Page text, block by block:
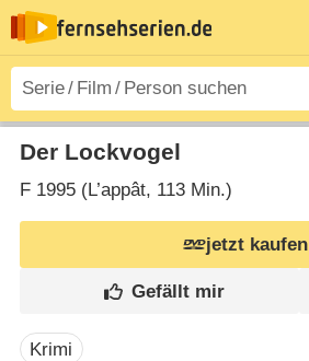
Der Lockvogel
F1995 (L’appât‎, 113 Min.)
jetzt kaufen
Krimi